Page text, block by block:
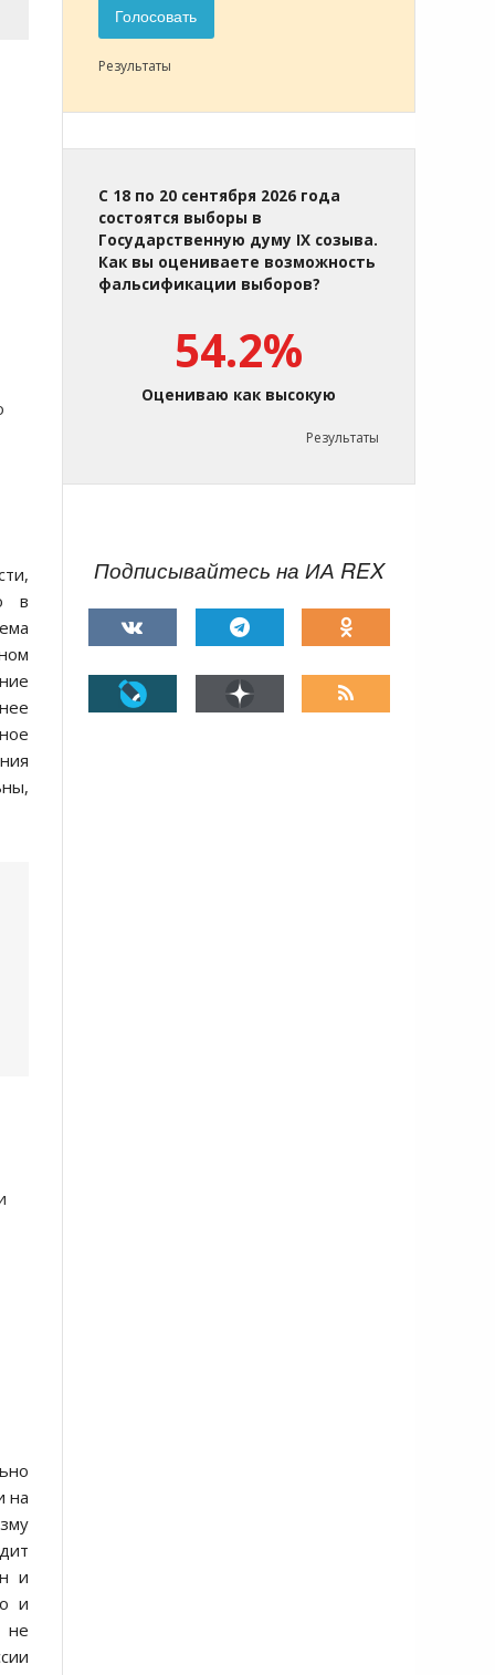
в
на
и
и
не
Голосовать
Результаты
С 18 по 20 сентября 2026 года
состоятся выборы в
Государственную думу IX созыва.
Как вы оцениваете возможность
фальсификации выборов?
54.2%
Оцениваю как высокую
Результаты
Подписывайтесь на ИА REX